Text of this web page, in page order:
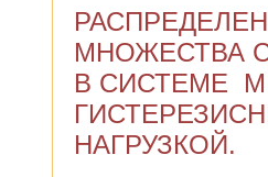
МНОЖЕСТВА
В СИСТЕМЕ M
НАГРУЗКОЙ.